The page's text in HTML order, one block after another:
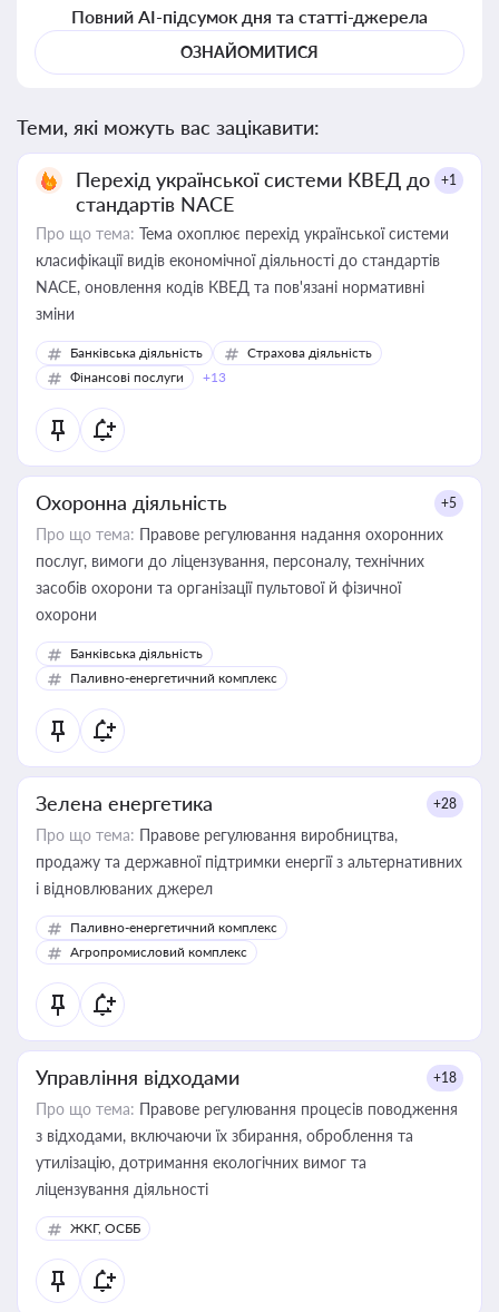
Повний AI-підсумок дня та статті-джерела
ОЗНАЙОМИТИСЯ
Теми, які можуть вас зацікавити:
Перехід української системи КВЕД до
стандартів NACE
+1
Про що тема: Тема охоплює перехід української системи
класифікації видів економічної діяльності до стандартів
NACE, оновлення кодів КВЕД та пов'язані нормативні
зміни
Банківська діяльність
Страхова діяльність
Фінансові послуги
+13
Охоронна діяльність +5
Про що тема: Правове регулювання надання охоронних
послуг, вимоги до ліцензування, персоналу, технічних
засобів охорони та організації пультової й фізичної
охорони
Банківська діяльність
Паливно-енергетичний комплекс
Зелена енергетика +28
Про що тема: Правове регулювання виробництва,
продажу та державної підтримки енергії з альтернативних
і відновлюваних джерел
Паливно-енергетичний комплекс
Агропромисловий комплекс
Управління відходами +18
Про що тема: Правове регулювання процесів поводження
з відходами, включаючи їх збирання, оброблення та
утилізацію, дотримання екологічних вимог та
ліцензування діяльності
ЖКГ, ОСББ